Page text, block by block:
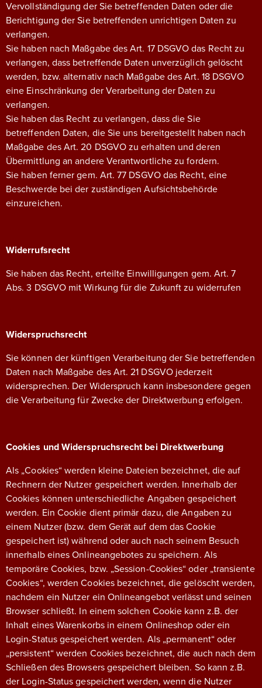
Vervollständigung der Sie betreffenden Daten oder die
Berichtigung der Sie betreffenden unrichtigen Daten zu
verlangen.
Sie haben nach Maßgabe des Art. 17 DSGVO das Recht zu
verlangen, dass betreffende Daten unverzüglich gelöscht
werden, bzw. alternativ nach Maßgabe des Art. 18 DSGVO
eine Einschränkung der Verarbeitung der Daten zu
verlangen.
Sie haben das Recht zu verlangen, dass die Sie
betreffenden Daten, die Sie uns bereitgestellt haben nach
Maßgabe des Art. 20 DSGVO zu erhalten und deren
Übermittlung an andere Verantwortliche zu fordern.
Sie haben ferner gem. Art. 77 DSGVO das Recht, eine
Beschwerde bei der zuständigen Aufsichtsbehörde
einzureichen.
Widerrufsrecht
Sie haben das Recht, erteilte Einwilligungen gem. Art. 7
Abs. 3 DSGVO mit Wirkung für die Zukunft zu widerrufen
Widerspruchsrecht
Sie können der künftigen Verarbeitung der Sie betreffenden
Daten nach Maßgabe des Art. 21 DSGVO jederzeit
widersprechen. Der Widerspruch kann insbesondere gegen
die Verarbeitung für Zwecke der Direktwerbung erfolgen.
Cookies und Widerspruchsrecht bei Direktwerbung
Als „Cookies“ werden kleine Dateien bezeichnet, die auf
Rechnern der Nutzer gespeichert werden. Innerhalb der
Cookies können unterschiedliche Angaben gespeichert
werden. Ein Cookie dient primär dazu, die Angaben zu
einem Nutzer (bzw. dem Gerät auf dem das Cookie
gespeichert ist) während oder auch nach seinem Besuch
innerhalb eines Onlineangebotes zu speichern. Als
temporäre Cookies, bzw. „Session-Cookies“ oder „transiente
Cookies“, werden Cookies bezeichnet, die gelöscht werden,
nachdem ein Nutzer ein Onlineangebot verlässt und seinen
Browser schließt. In einem solchen Cookie kann z.B. der
Inhalt eines Warenkorbs in einem Onlineshop oder ein
Login-Status gespeichert werden. Als „permanent“ oder
„persistent“ werden Cookies bezeichnet, die auch nach dem
Schließen des Browsers gespeichert bleiben. So kann z.B.
der Login-Status gespeichert werden, wenn die Nutzer